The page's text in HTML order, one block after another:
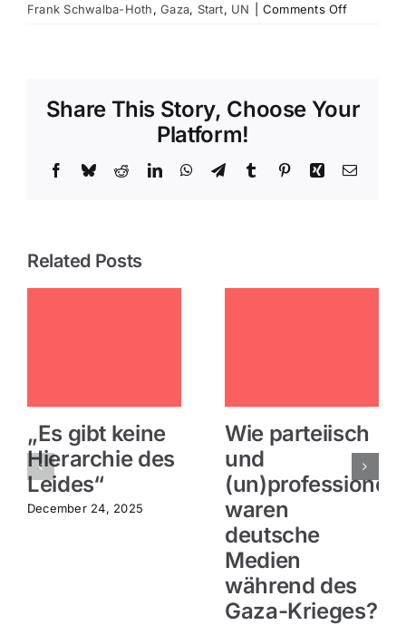
Frank Schwalba-Hoth,Gaza, Start, UN Comments Offon
von
Küste
Share This Story, Choose Your
Platform!
Facebook
BlueskyRedditLinkedInWhatsApp
TelegramTumblrPinterestXing Email
Related Posts
„Es gibt keine
Hierarchie des
Leides“
December 24, 2025
Wie parteiisch
und
(un)professionell
waren
deutsche
Medien
während des
Gaza-Krieges?